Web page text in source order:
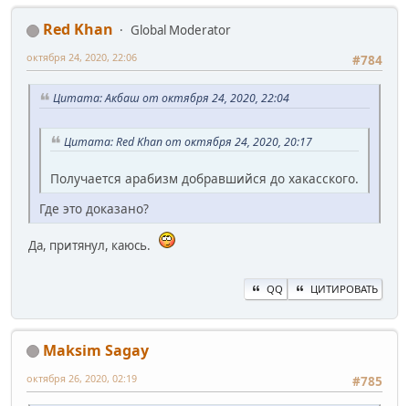
Red Khan
Global Moderator
#784
октября 24, 2020, 22:06
Цитата: Акбаш от октября 24, 2020, 22:04
Цитата: Red Khan от октября 24, 2020, 20:17
Получается арабизм добравшийся до хакасского.
Где это доказано?
Да, притянул, каюсь.
QQ ЦИТИРОВАТЬ
Maksim Sagay
#785
октября 26, 2020, 02:19